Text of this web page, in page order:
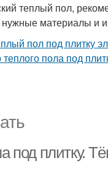
теплый пол,
материалы и
под плитку.